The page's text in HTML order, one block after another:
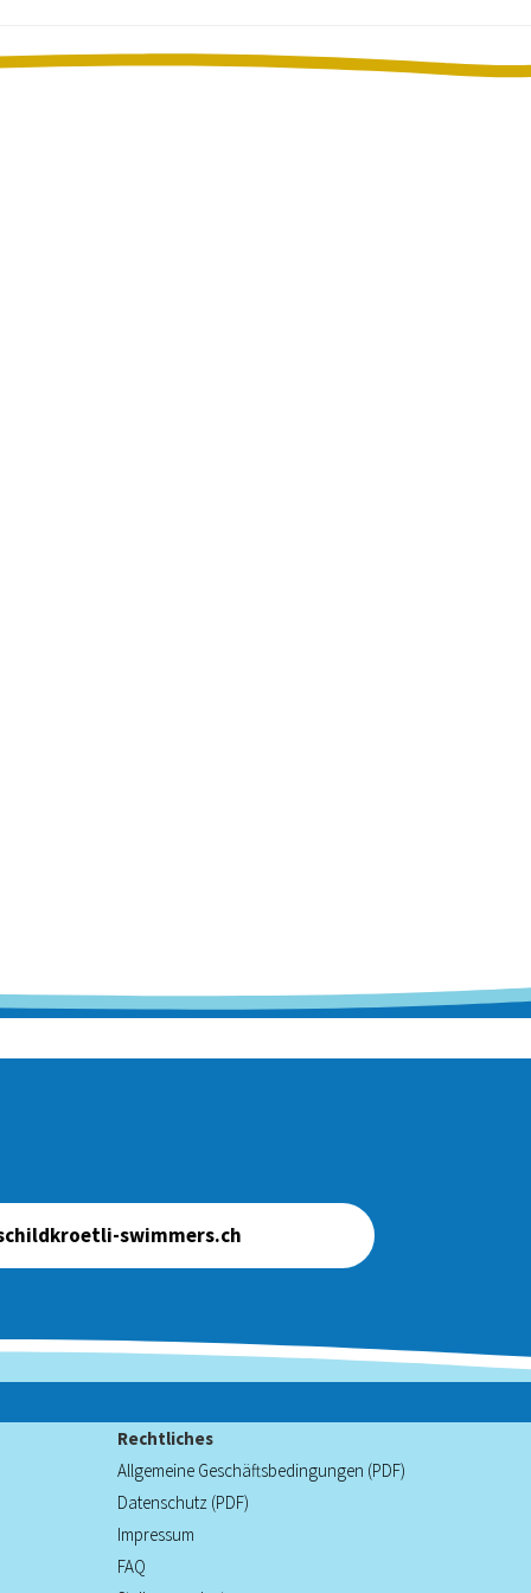
swimmers.ch
Rechtliches
Allgemeine Geschäftsbedingungen (PDF)
Datenschutz (PDF)
Impressum
FAQ